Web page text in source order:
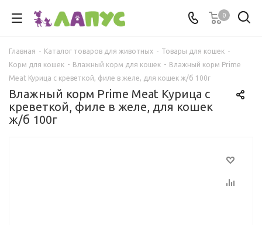
0
Главная - Каталог товаров для животных - Товары для кошек -
Корм для кошек - Влажный корм для кошек - Влажный корм Prime
Meat Курица с креветкой, филе в желе, для кошек ж/б 100г
Влажный корм Prime Meat Курица с
креветкой, филе в желе, для кошек
ж/б 100г